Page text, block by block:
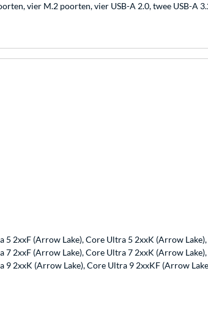
vier M.2 poorten, vier USB-A 2.0, twee USB-A
2xxF (Arrow Lake), Core Ultra 5 2xxK (Arrow
2xxF (Arrow Lake), Core Ultra 7 2xxK (Arrow
2xxK (Arrow Lake), Core Ultra 9 2xxKF (Arrow